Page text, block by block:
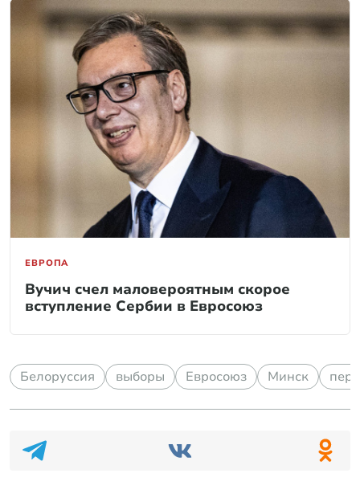
ЕВРОПА
Вучич счел маловероятным скорое
вступление Сербии в Евросоюз
Белоруссия выборы Евросоюз Минск